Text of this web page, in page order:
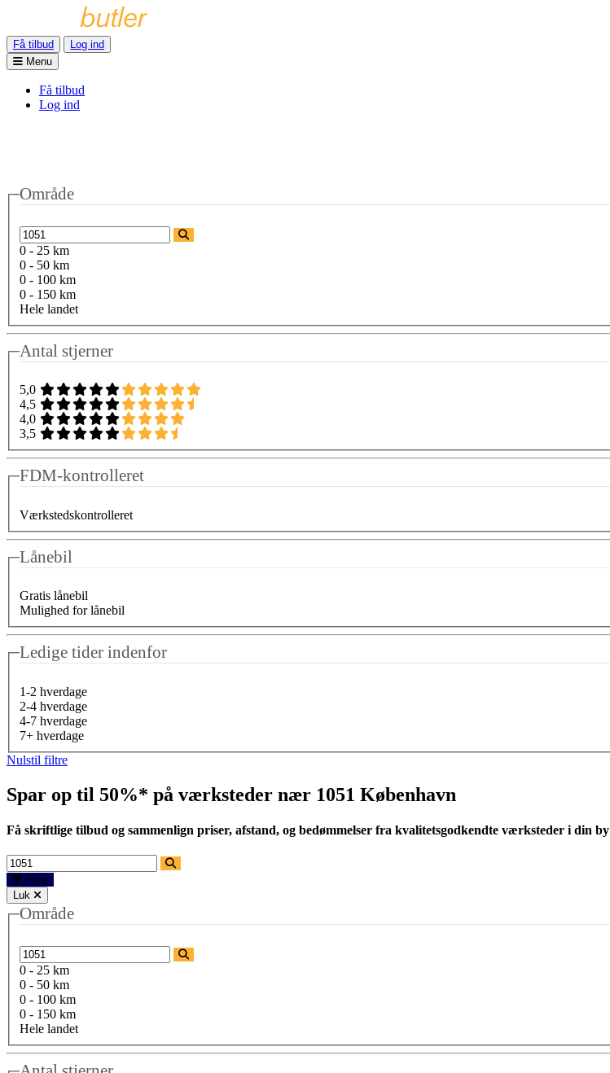
Få tilbud
Log ind
Menu
Få tilbud
Log ind
Område
0 - 25 km
0 - 50 km
0 - 100 km
0 - 150 km
Hele landet
Antal stjerner
5,0
4,5
4,0
3,5
FDM-kontrolleret
Værkstedskontrolleret
Lånebil
Gratis lånebil
Mulighed for lånebil
Ledige tider indenfor
1-2 hverdage
2-4 hverdage
4-7 hverdage
7+ hverdage
Nulstil filtre
Spar op til 50%* på værksteder nær 1051 København
Få skriftlige tilbud og sammenlign priser, afstand, og bedømmelser fra kvalitetsgodkendte værksteder i din by
Filtre
Luk
Område
0 - 25 km
0 - 50 km
0 - 100 km
0 - 150 km
Hele landet